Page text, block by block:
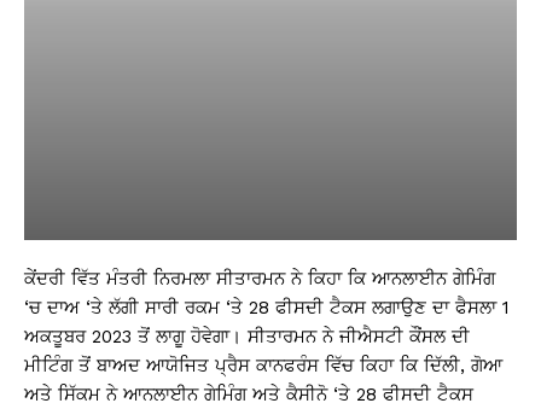
ਕੇਂਦਰੀ ਵਿੱਤ ਮੰਤਰੀ ਨਿਰਮਲਾ ਸੀਤਾਰਮਨ ਨੇ ਕਿਹਾ ਕਿ ਆਨਲਾਈਨ ਗੇਮਿੰਗ
‘ਚ ਦਾਅ ‘ਤੇ ਲੱਗੀ ਸਾਰੀ ਰਕਮ ‘ਤੇ 28 ਫੀਸਦੀ ਟੈਕਸ ਲਗਾਉਣ ਦਾ ਫੈਸਲਾ 1
ਅਕਤੂਬਰ 2023 ਤੋਂ ਲਾਗੂ ਹੋਵੇਗਾ। ਸੀਤਾਰਮਨ ਨੇ ਜੀਐਸਟੀ ਕੌਂਸਲ ਦੀ
ਮੀਟਿੰਗ ਤੋਂ ਬਾਅਦ ਆਯੋਜਿਤ ਪ੍ਰੈਸ ਕਾਨਫਰੰਸ ਵਿੱਚ ਕਿਹਾ ਕਿ ਦਿੱਲੀ, ਗੋਆ
ਅਤੇ ਸਿੱਕਮ ਨੇ ਆਨਲਾਈਨ ਗੇਮਿੰਗ ਅਤੇ ਕੈਸੀਨੋ ‘ਤੇ 28 ਫੀਸਦੀ ਟੈਕਸ